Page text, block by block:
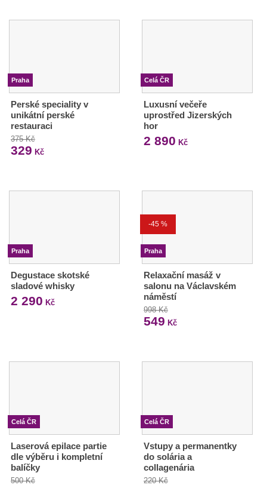
Praha
Perské speciality v
unikátní perské
restauraci
375 Kč
329 Kč
Celá ČR
Luxusní večeře
uprostřed Jizerských
hor
2 890 Kč
Praha
Degustace skotské
sladové whisky
2 290 Kč
-45 %
Praha
Relaxační masáž v
salonu na Václavském
náměstí
998 Kč
549 Kč
Celá ČR
Laserová epilace partie
dle výběru i kompletní
balíčky
500 Kč
Celá ČR
Vstupy a permanentky
do solária a
collagenária
220 Kč